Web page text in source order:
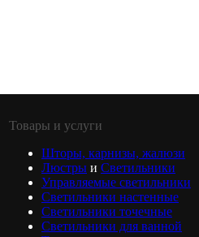
Товары и услуги
Шторы, карнизы, жалюзи
Люстры и Светильники
Управляемые светильники
Светильники настенные
Светильники точечные
Светильники для ванной